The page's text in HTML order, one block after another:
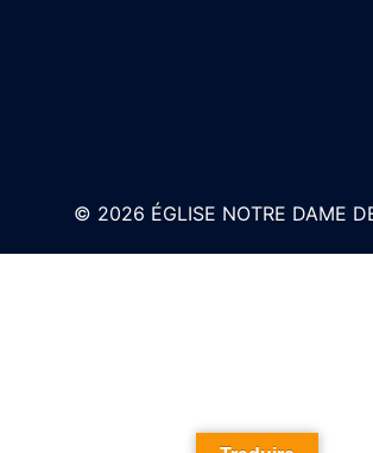
© 2026 ÉGLISE NOTRE DAME